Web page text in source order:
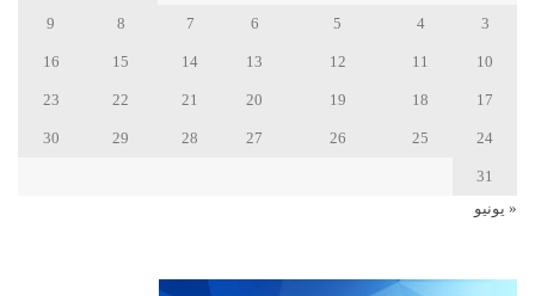
3
4
5
6
7
8
9
10
11
12
13
14
15
16
17
18
19
20
21
22
23
24
25
26
27
28
29
30
31
« يونيو